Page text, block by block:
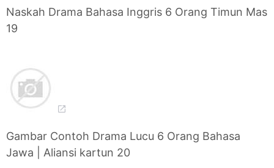
Naskah Drama Bahasa Inggris 6 Orang Timun Mas
19
Gambar Contoh Drama Lucu 6 Orang Bahasa
Jawa | Aliansi kartun 20